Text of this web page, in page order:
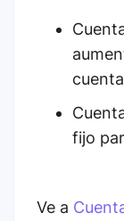
fijo
Ve a